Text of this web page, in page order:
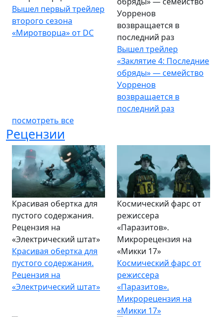
Вышел первый трейлер
второго сезона
«Миротворца» от DC
Уорренов
возвращается в
последний раз
Вышел трейлер
«Заклятие 4: Последние
обряды» — семейство
Уорренов
возвращается в
последний раз
посмотреть все
Рецензии
Красивая обертка для
пустого содержания.
Рецензия на
«Электрический штат»
Красивая обертка для
пустого содержания.
Рецензия на
«Электрический штат»
Космический фарс от
режиссера
«Паразитов».
Микрорецензия на
«Микки 17»
Космический фарс от
режиссера
«Паразитов».
Микрорецензия на
«Микки 17»